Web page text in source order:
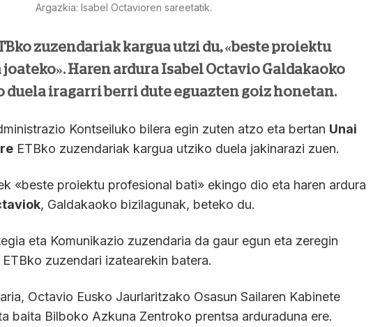
Argazkia: Isabel Octavioren sareetatik.
zuzendariak kargua utzi du, «beste proiektu
Haren ardura Isabel Octavio Galdakaoko
duela iragarri berri dute eguazten goiz honetan.
Kontseiluko bilera egin zuten atzo eta bertan Unai
ETBko zuzendariak kargua utziko duela jakinarazi zuen.
«beste proiektu profesional bati» ekingo dio eta haren ardura
, Galdakaoko bizilagunak, beteko du.
eta Komunikazio zuzendaria da gaur egun eta zeregin
zuzendari izatearekin batera.
Octavio Eusko Jaurlaritzako Osasun Sailaren Kabinete
baita Bilboko Azkuna Zentroko prentsa arduraduna ere.